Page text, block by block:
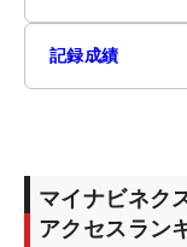
記録成績
マイナビネク
アクセスラン